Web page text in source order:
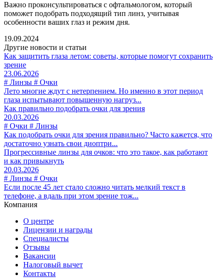
Важно проконсультироваться с офтальмологом, который
поможет подобрать подходящий тип линз, учитывая
особенности ваших глаз и режим дня.
19.09.2024
Другие новости и статьи
Как защитить глаза летом: советы, которые помогут сохранить
зрение
23.06.2026
# Линзы # Очки
Лето многие ждут с нетерпением. Но именно в этот период
глаза испытывают повышенную нагруз...
Как правильно подобрать очки для зрения
20.03.2026
# Очки # Линзы
Как подобрать очки для зрения правильно? Часто кажется, что
достаточно узнать свои диоптри...
Прогрессивные линзы для очков: что это такое, как работают
и как привыкнуть
20.03.2026
# Линзы # Очки
Если после 45 лет стало сложно читать мелкий текст в
телефоне, а вдаль при этом зрение тож...
Компания
О центре
Лицензии и награды
Специалисты
Отзывы
Вакансии
Налоговый вычет
Контакты